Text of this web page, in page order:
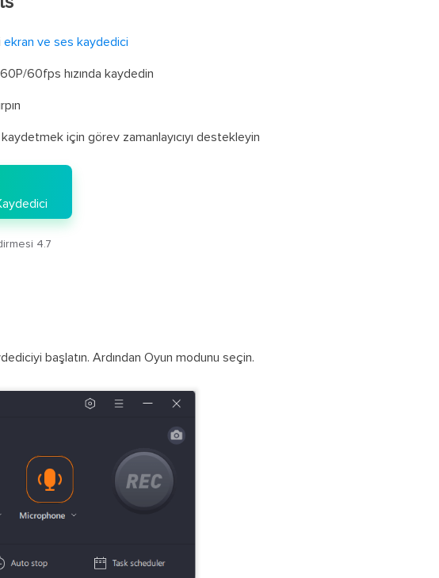
ekran ve ses kaydedici
60fps hızında kaydedin
için görev zamanlayıcıyı destekleyin
4.7
başlatın. Ardından Oyun modunu seçin.